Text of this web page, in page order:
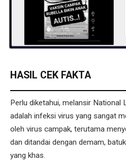
HASIL CEK FAKTA
Perlu diketahui, melansir
adalah infeksi virus yang sangat
oleh virus campak, terutama
dan ditandai dengan demam,
yang khas.